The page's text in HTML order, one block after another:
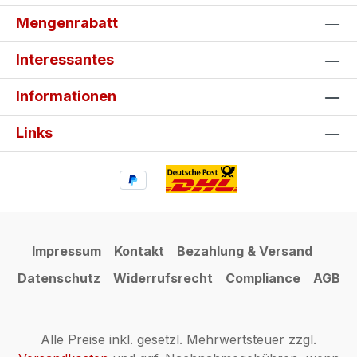
erhalten! Nutze also die Chance auf
hochwertige Schutzpads zum
Schnäppchenpreis und leiste gleichzeitig
Ressourcen schonst. Statt perfekte Ware
mit kleinen Fehlern auszusortieren, bieten
wir dir hier eine clevere und preiswerte
Alternative. Jetzt zugreifen und sparen!
Mengenrabatt
Interessantes
Informationen
Links
Impressum Kontakt
Bezahlung & Versand
Datenschutz
Widerrufsrecht Compliance AGB
Alle Preise inkl. gesetzl. Mehrwertsteuer zzgl.